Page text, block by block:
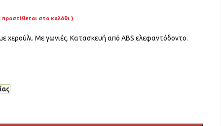
στο καλάθι )
χερούλι. Με γωνιές. Κατασκευή από ABS ελεφαντόδοντο.